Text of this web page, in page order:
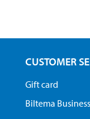
CUSTOMER
Gift card
Biltema